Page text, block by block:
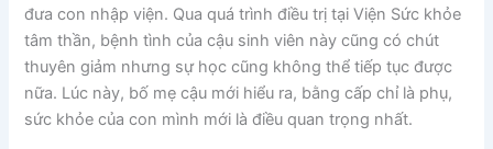
đưa con nhập viện. Qua quá trình điều trị tại Viện Sức khỏe
tâm thần, bệnh tình của cậu sinh viên này cũng có chút
thuyên giảm nhưng sự học cũng không thể tiếp tục được
nữa. Lúc này, bố mẹ cậu mới hiểu ra, bằng cấp chỉ là phụ,
sức khỏe của con mình mới là điều quan trọng nhất.